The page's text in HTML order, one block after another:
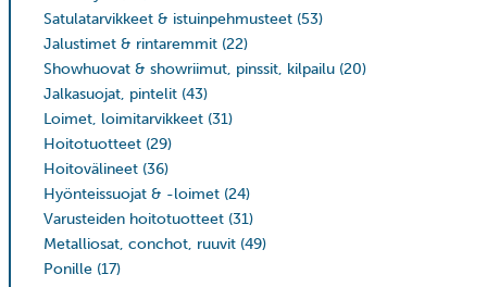
Satulatarvikkeet & istuinpehmusteet (53)
Jalustimet & rintaremmit (22)
Showhuovat & showriimut, pinssit, kilpailu (20)
Jalkasuojat, pintelit (43)
Loimet, loimitarvikkeet (31)
Hoitotuotteet (29)
Hoitovälineet (36)
Hyönteissuojat & -loimet (24)
Varusteiden hoitotuotteet (31)
Metalliosat, conchot, ruuvit (49)
Ponille (17)